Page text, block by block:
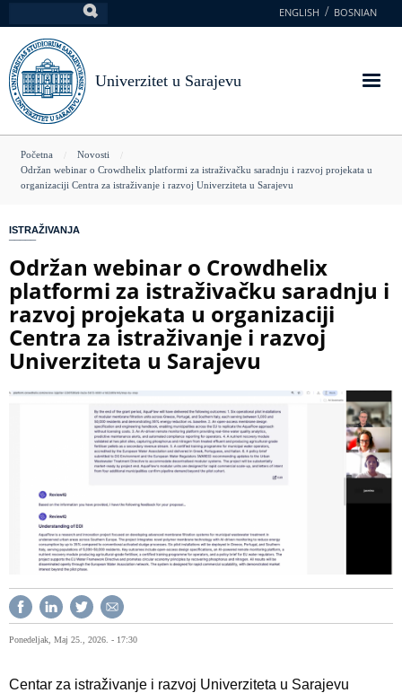
na
glavni
sadržaj
ENGLISH BOSNIAN
Univerzitet u Sarajevu
You
are
Početna
Novosti
Održan webinar o Crowdhelix platformi za istraživačku saradnju i razvoj projekata u
organizaciji Centra za istraživanje i razvoj Univerziteta u Sarajevu
ISTRAŽIVANJA
Održan webinar o Crowdhelix
platformi za istraživačku saradnju i
razvoj projekata u organizaciji
Centra za istraživanje i razvoj
Univerziteta u Sarajevu
Ponedeljak, Maj 25., 2026. - 17:30
Centar za istraživanje i razvoj Univerziteta u Sarajevu